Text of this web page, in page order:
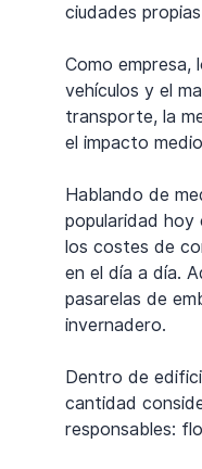
ciudades
Como
vehículos y el
transporte, la
el impacto
Hablando de
popularidad hoy
los costes de
en el día a día.
pasarelas de
invernadero.
Dentro de
cantidad
responsables: